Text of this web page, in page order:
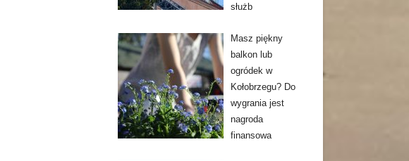
służb
Masz piękny
balkon lub
ogródek w
Kołobrzegu? Do
wygrania jest
nagroda
finansowa